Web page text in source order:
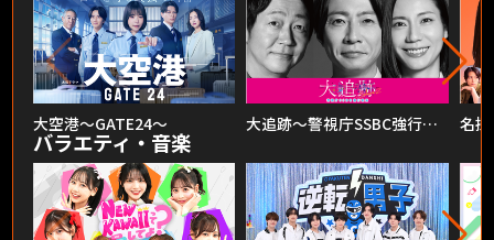
大空港～GATE24～ 大追跡～警視庁SSBC強行犯係～Season2 名
バラエティ・音楽